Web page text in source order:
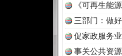
《可再生能
三部门：做
促家政服务
事关公共资